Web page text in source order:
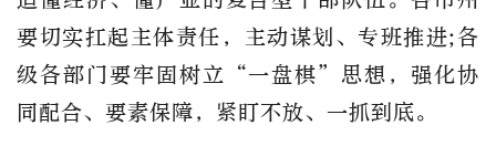
要切实扛起主体责任，主动谋划、专班推进;各
级各部门要牢固树立“一盘棋”思想，强化协
同配合、要素保障，紧盯不放、一抓到底。